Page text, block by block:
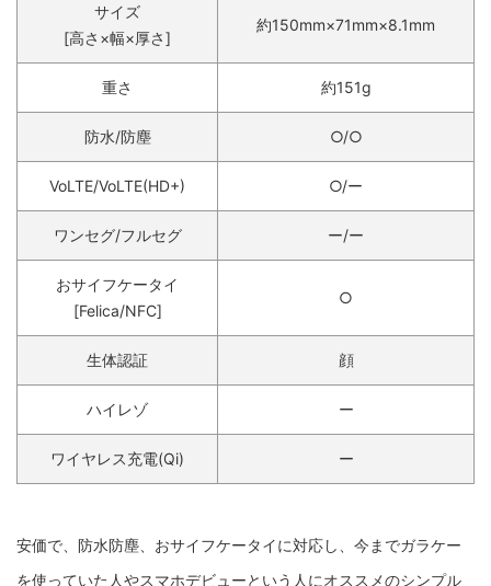
サイズ
[高さ×幅×厚さ]
約150mm×71mm×8.1mm
重さ 約151g
防水/防塵 ○/○
VoLTE/VoLTE(HD+) ○/ー
ワンセグ/フルセグ ー/ー
おサイフケータイ
[Felica/NFC]
○
生体認証 顔
ハイレゾ ー
ワイヤレス充電(Qi) ー
安価で、防水防塵、おサイフケータイに対応し、今までガラケー
を使っていた人やスマホデビューという人にオススメのシンプル